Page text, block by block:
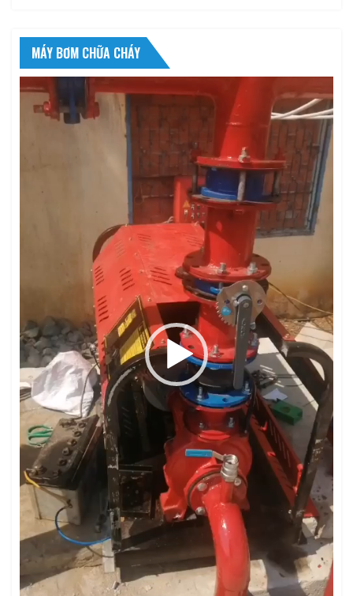
MÁY BƠM CHỮA CHÁY
Trình
chơi